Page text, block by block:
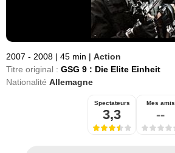
2007 - 2008 | 45 min | Action
Titre original : GSG 9 : Die Elite Einheit
Nationalité Allemagne
Spectateurs
3,3
Mes amis
--